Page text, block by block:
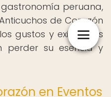
peruana,
de Corazón
gustos y exigencias
perder su esencia y
en Eventos